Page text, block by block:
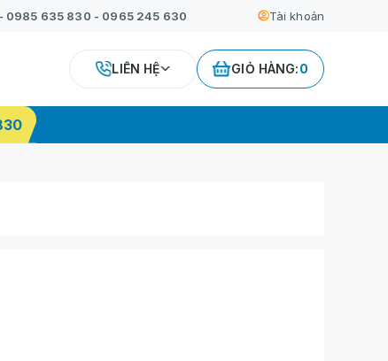
- 0985 635 830 - 0965 245 630 Tài khoản
LIÊN HỆ GIỎ HÀNG:0